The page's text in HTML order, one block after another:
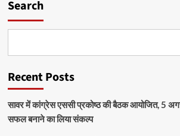
Search
Recent Posts
सावर में कांग्रेस एससी प्रकोष्ठ की बैठक आयोजित, 5
सफल बनाने का लिया संकल्प